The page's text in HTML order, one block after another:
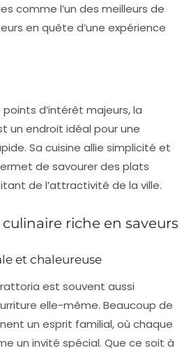
comme l’un des meilleurs de
en quête d’une expérience
d’intérêt majeurs, la
un endroit idéal pour une
Sa cuisine allie simplicité et
de savourer des plats
de l’attractivité de la ville.
riche en saveurs
et chaleureuse
est souvent aussi
elle-même. Beaucoup de
un esprit familial, où chaque
un invité spécial. Que ce soit à